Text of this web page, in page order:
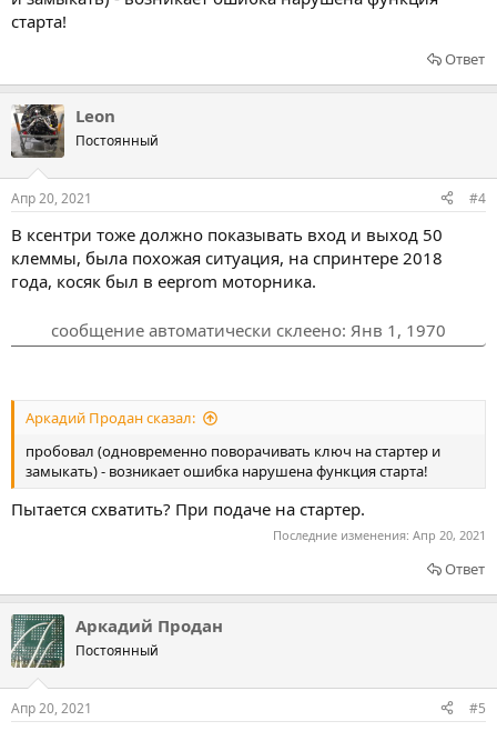
старта!
Ответ
Leon
Постоянный
Апр 20, 2021 #4
В ксентри тоже должно показывать вход и выход 50
клеммы, была похожая ситуация, на спринтере 2018
года, косяк был в eeprom моторника.
сообщение автоматически склеено: Янв 1, 1970
Аркадий Продан сказал:
пробовал (одновременно поворачивать ключ на стартер и
замыкать) - возникает ошибка нарушена функция старта!
Пытается схватить? При подаче на стартер.
Последние изменения: Апр 20, 2021
Ответ
Аркадий Продан
Постоянный
Апр 20, 2021 #5